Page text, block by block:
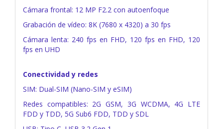
Cámara frontal: 12 MP F2.2 con autoenfoque
Grabación de vídeo: 8K (7680 x 4320) a 30 fps
Cámara lenta: 240 fps en FHD, 120 fps en FHD, 120
fps en UHD
Conectividad y redes
SIM: Dual-SIM (Nano-SIM y eSIM)
Redes compatibles: 2G GSM, 3G WCDMA, 4G LTE
FDD y TDD, 5G Sub6 FDD, TDD y SDL